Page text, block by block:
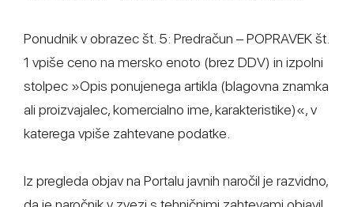
Ponudnik v obrazec št. 5: Predračun – POPRAVEK št.
1 vpiše ceno na mersko enoto (brez DDV) in izpolni
stolpec »Opis ponujenega artikla (blagovna znamka
ali proizvajalec, komercialno ime, karakteristike)«, v
katerega vpiše zahtevane podatke.
Iz pregleda objav na Portalu javnih naročil je razvidno,